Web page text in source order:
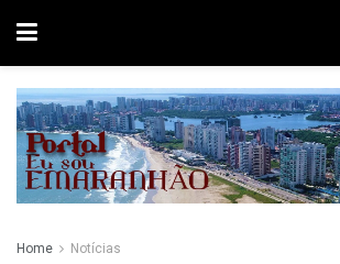
Home Notícias